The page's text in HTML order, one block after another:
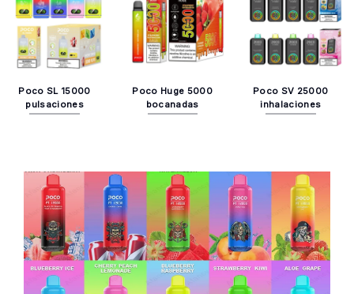
Poco SL 15000
pulsaciones
Poco Huge 5000
bocanadas
Poco SV 25000
inhalaciones